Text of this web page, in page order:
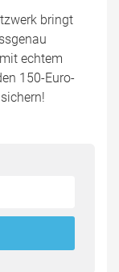
bringt
echtem
150-Euro-
sichern!